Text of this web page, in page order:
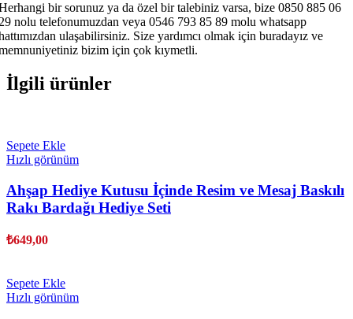
bir sorunuz ya da özel bir talebiniz varsa, bize 0850 885 06
nolu telefonumuzdan veya 0546 793 85 89 molu whatsapp
ulaşabilirsiniz. Size yardımcı olmak için buradayız ve
bizim için çok kıymetli.
İlgili ürünler
Sepete Ekle
Hızlı görünüm
Ahşap Hediye Kutusu İçinde Resim ve Mesaj Baskılı
Rakı Bardağı Hediye Seti
₺649,00
Sepete Ekle
Hızlı görünüm